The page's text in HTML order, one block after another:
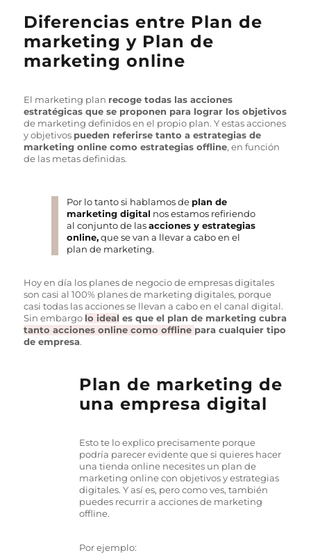
Diferencias entre Plan de
marketing y Plan de
marketing online
El marketing plan recoge todas las acciones
estratégicas que se proponen para lograr los objetivos
de marketing definidos en el propio plan. Y estas acciones
y objetivos pueden referirse tanto a estrategias de
marketing online como estrategias offline, en función
de las metas definidas.
Por lo tanto si hablamos de plan de
marketing digital nos estamos refiriendo
al conjunto de lasacciones y estrategias
online, que se van a llevar a cabo en el
plan de marketing.
Hoy en día los planes de negocio de empresas digitales
son casi al 100% planes de marketing digitales, porque
casi todas las acciones se llevan a cabo en el canal digital.
Sin embargo lo ideal es que el plan de marketing cubra
tanto acciones online como offline para cualquier tipo
de empresa.
Plan de marketing de
una empresa digital
Esto te lo explico precisamente porque
podría parecer evidente que si quieres hacer
una tienda online necesites un plan de
marketing online con objetivos y estrategias
digitales. Y así es, pero como ves, también
puedes recurrir a acciones de marketing
offline.
Por ejemplo: